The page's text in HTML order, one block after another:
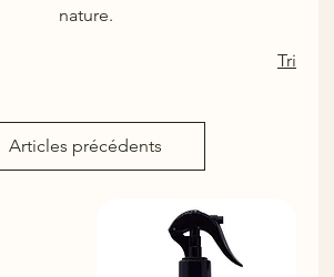
nature.
Tri
Articles précédents